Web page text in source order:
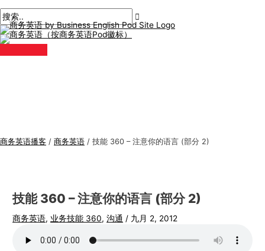
至
内
容
菜
商务英语播客 / 商务英语 / 技能 360 – 注意你的语言 (部分 2)
技能 360 – 注意你的语言 (部分 2)
商务英语, 业务技能 360,沟通 / 九月 2, 2012
子
导
航
此
输
入。.
名
*
子
邮
件
*
商
务
英
语
搜
索
: